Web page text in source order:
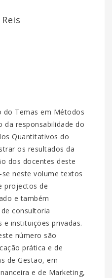
do Temas em Métodos
da responsabilidade do
Quantitativos do
os resultados da
dos docentes deste
neste volume textos
projectos de
e também
consultoria
e instituições privadas.
número são
prática e de
de Gestão, em
e de Marketing,